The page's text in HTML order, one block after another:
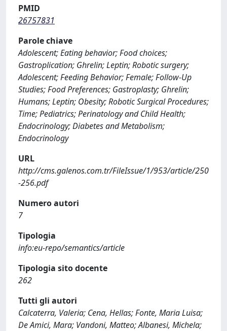
PMID
26757831
Parole chiave
Adolescent; Eating behavior; Food choices;
Gastroplication; Ghrelin; Leptin; Robotic surgery;
Adolescent; Feeding Behavior; Female; Follow-Up
Studies; Food Preferences; Gastroplasty; Ghrelin;
Humans; Leptin; Obesity; Robotic Surgical Procedures;
Time; Pediatrics; Perinatology and Child Health;
Endocrinology; Diabetes and Metabolism;
Endocrinology
URL
http://cms.galenos.com.tr/FileIssue/1/953/article/250
-256.pdf
Numero autori
7
Tipologia
info:eu-repo/semantics/article
Tipologia sito docente
262
Tutti gli autori
Calcaterra, Valeria; Cena, Hellas; Fonte, Maria Luisa;
De Amici, Mara; Vandoni, Matteo; Albanesi, Michela;